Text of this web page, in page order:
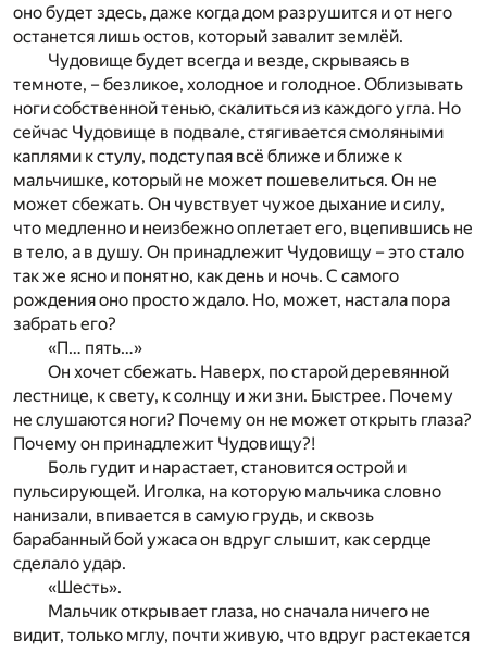
оно будет здесь, даже когда дом разрушится и от него
останется лишь остов, который завалит землёй.
Чудовище будет всегда и везде, скрываясь в
темноте, – безликое, холодное и голодное. Облизывать
ноги собственной тенью, скалиться из каждого угла. Но
сейчас Чудовище в подвале, стягивается смоляными
каплями к стулу, подступая всё ближе и ближе к
мальчишке, который не может пошевелиться. Он не
может сбежать. Он чувствует чужое дыхание и силу,
что медленно и неизбежно оплетает его, вцепившись не
в тело, а в душу. Он принадлежит Чудовищу – это стало
так же ясно и понятно, как день и ночь. С самого
рождения оно просто ждало. Но, может, настала пора
забрать его?
«П… пять…»
Он хочет сбежать. Наверх, по старой деревянной
лестнице, к свету, к солнцу и жи зни. Быстрее. Почему
не слушаются ноги? Почему он не может открыть глаза?
Почему он принадлежит Чудовищу?!
Боль гудит и нарастает, становится острой и
пульсирующей. Иголка, на которую мальчика словно
нанизали, впивается в самую грудь, и сквозь
барабанный бой ужаса он вдруг слышит, как сердце
сделало удар.
«Шесть».
Мальчик открывает глаза, но сначала ничего не
видит, только мглу, почти живую, что вдруг растекается